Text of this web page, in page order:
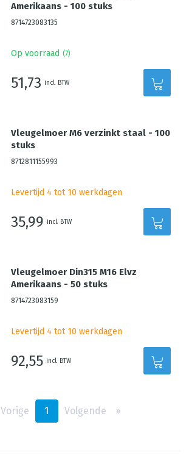
Amerikaans - 100 stuks
8714723083135
Op voorraad (7)
51,73 incl. BTW
Vleugelmoer M6 verzinkt staal - 100
stuks
8712811155993
Levertijd 4 tot 10 werkdagen
35,99 incl. BTW
Vleugelmoer Din315 M16 Elvz
Amerikaans - 50 stuks
8714723083159
Levertijd 4 tot 10 werkdagen
92,55 incl. BTW
Vorige 1 Volgende ››